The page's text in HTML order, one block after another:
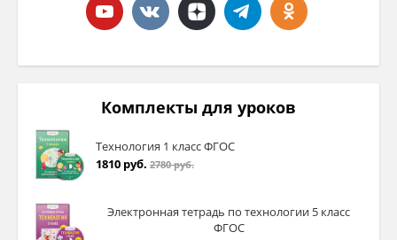
классы). Конкурс судит жюри в
составе____________(назвать поименно).
Конкурс «Давайте познакомимся».
Представление команды, приветствие.
Высшая оценка - 5 баллов.
2.Конкурс «Разминка»
Комплекты для уроков
Технология 1 класс ФГОС
1810 руб. 2780 руб.
Электронная тетрадь по технологии 5 класс
ФГОС